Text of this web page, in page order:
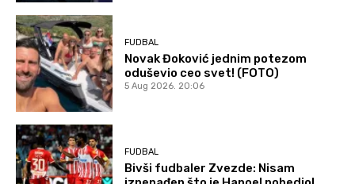
FUDBAL
Novak Đoković jednim potezom
oduševio ceo svet! (FOTO)
5 Aug 2026. 20:06
FUDBAL
Bivši fudbaler Zvezde: Nisam